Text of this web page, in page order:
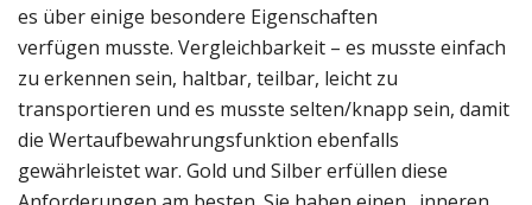
es über einige besondere Eigenschaften
verfügen musste. Vergleichbarkeit – es musste einfach
zu erkennen sein, haltbar, teilbar, leicht zu
transportieren und es musste selten/knapp sein, damit
die Wertaufbewahrungsfunktion ebenfalls
gewährleistet war. Gold und Silber erfüllen diese